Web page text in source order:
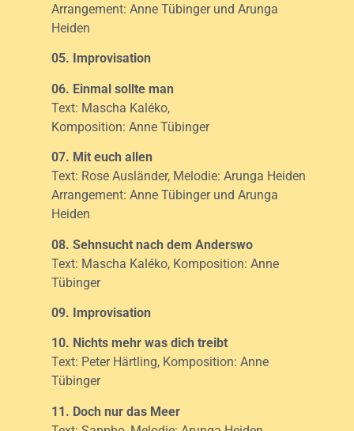
Arrangement: Anne Tübinger und Arunga
Heiden
05. Improvisation
06. Einmal sollte man
Text: Mascha Kaléko,
Komposition: Anne Tübinger
07. Mit euch allen
Text: Rose Ausländer, Melodie: Arunga Heiden
Arrangement: Anne Tübinger und Arunga
Heiden
08. Sehnsucht nach dem Anderswo
Text: Mascha Kaléko, Komposition: Anne
Tübinger
09. Improvisation
10. Nichts mehr was dich treibt
Text: Peter Härtling, Komposition: Anne
Tübinger
11. Doch nur das Meer